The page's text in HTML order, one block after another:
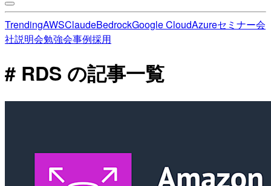
TrendingAWSClaudeBedrockGoogle CloudAzureセミナー会
社説明会勉強会事例採用
# RDS の記事一覧